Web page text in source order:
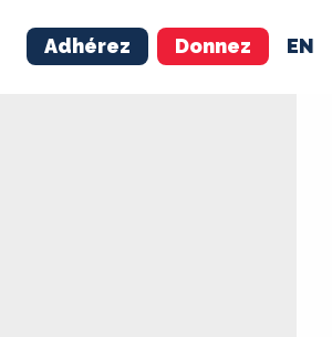
Adhérez Donnez EN